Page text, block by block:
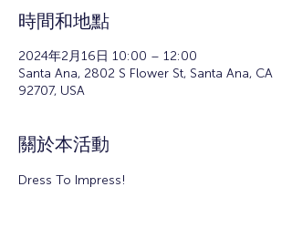
時間和地點
2024年2月16日 10:00 – 12:00
Santa Ana, 2802 S Flower St, Santa Ana, CA
92707, USA
關於本活動
Dress To Impress!